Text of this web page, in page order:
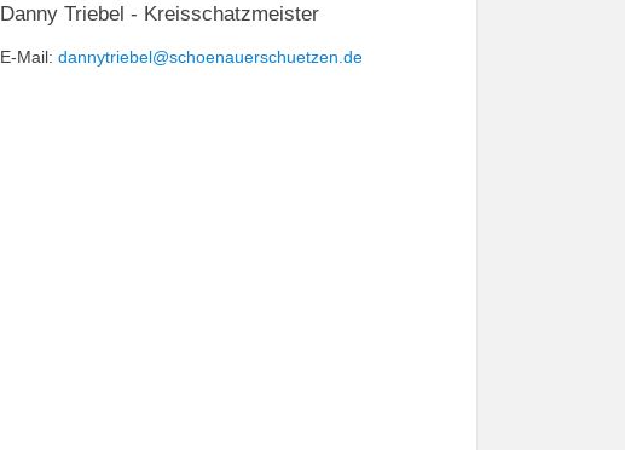
Danny Triebel - Kreisschatzmeister
E-Mail: dannytriebel@schoenauerschuetzen.de